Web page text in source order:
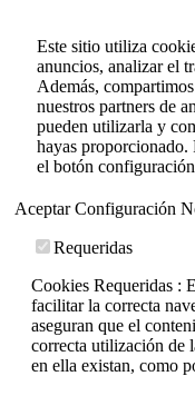
Este sitio utiliza
anuncios, analizar el
Además,
nuestros partners de
pueden utilizarla y
hayas proporcionado.
el botón
AceptarConfiguración
Requeridas
Cookies Requeridas :
facilitar la correcta
aseguran que el
correcta utilización de
en ella existan, como